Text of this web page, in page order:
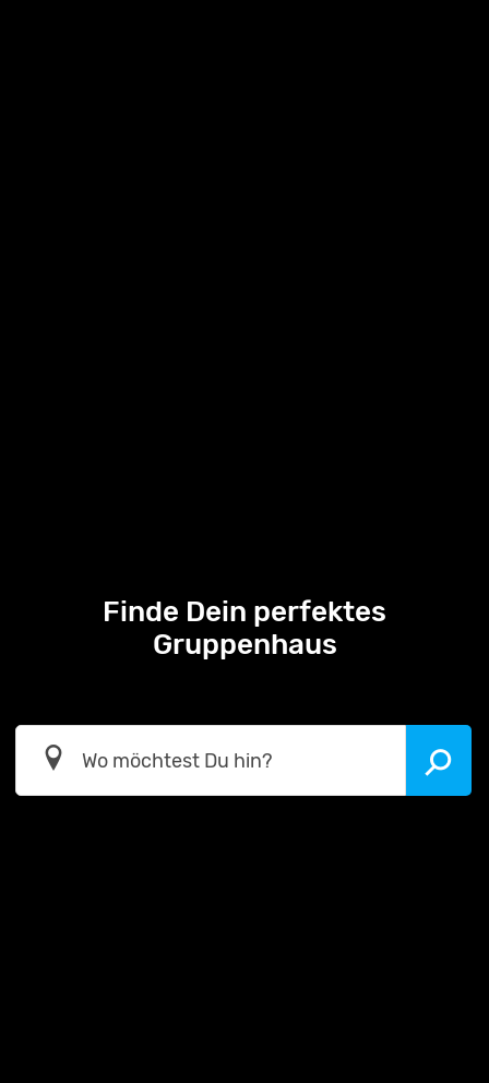
Finde Dein perfektes
Gruppenhaus